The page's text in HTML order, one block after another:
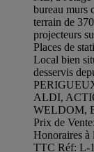
bureau murs
terrain de
projecteurs
Places de
Local bien
desservis
ALDI,
WELDOM,
Prix de
Honoraires à
TTC Réf: L-